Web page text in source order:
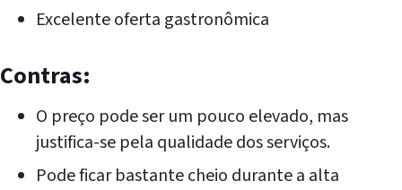
Excelente oferta gastronômica
Contras:
O preço pode ser um pouco elevado, mas
justifica-se pela qualidade dos serviços.
Pode ficar bastante cheio durante a alta